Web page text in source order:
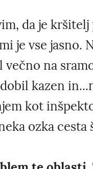
da je
je vse jasno.
večno na
kazen
kot
ozka cesta